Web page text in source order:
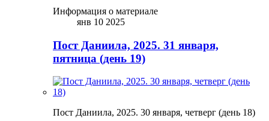
Информация о материале
янв 10 2025
Пост Даниила, 2025. 31 января,
пятница (день 19)
Пост Даниила, 2025. 30 января, четверг (день 18)